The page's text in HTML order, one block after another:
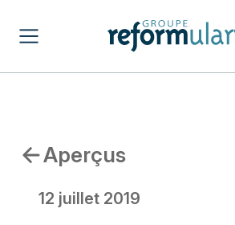
Aperçus
12 juillet 2019